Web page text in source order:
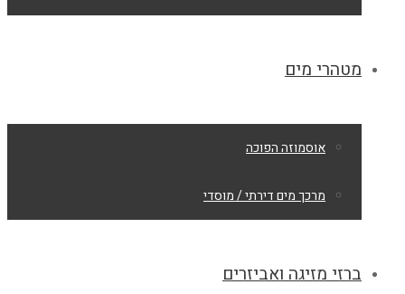
מטהרי מים
אוסמוזה הפוכה
מרכך מים דירתי / מוסדי
ברזי מזיגה ואביזרים